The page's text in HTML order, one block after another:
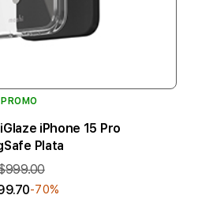
PROMO
iPhone 15 Pro
Plata
-70%